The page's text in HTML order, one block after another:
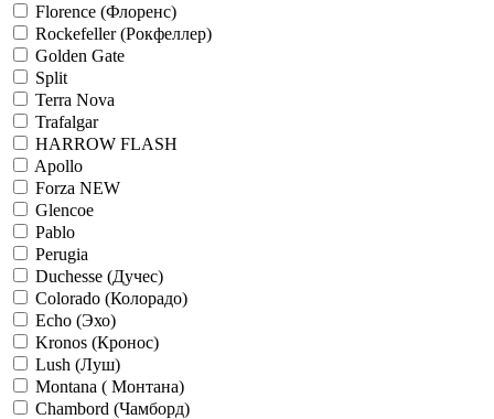
Florence (Флоренс)
Rockefeller (Рокфеллер)
Golden Gate
Split
Terra Nova
Trafalgar
HARROW FLASH
Apollo
Forza NEW
Glencoe
Pablo
Perugia
Duchesse (Дучес)
Colorado (Колорадо)
Echo (Эхо)
Kronos (Кронос)
Lush (Луш)
Montana ( Монтана)
Chambord (Чамборд)